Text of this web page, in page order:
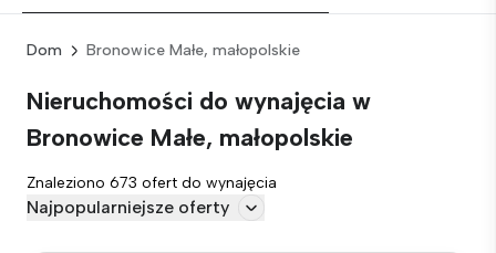
Dom Bronowice Małe, małopolskie
Nieruchomości do wynajęcia w
Bronowice Małe, małopolskie
Znaleziono 673 ofert do wynajęcia
Najpopularniejsze oferty